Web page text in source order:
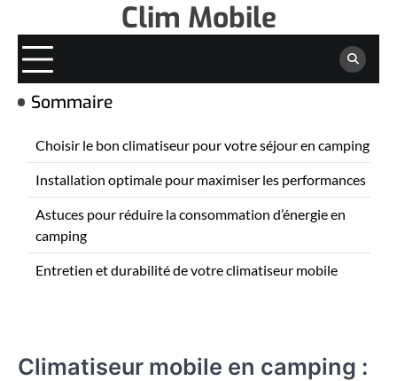
content
Clim Mobile
Climatiseur mobile en camping :
Sommaire
Choisir le bon climatiseur pour votre séjour en camping
Installation optimale pour maximiser les performances
Astuces pour réduire la consommation d’énergie en
camping
Entretien et durabilité de votre climatiseur mobile